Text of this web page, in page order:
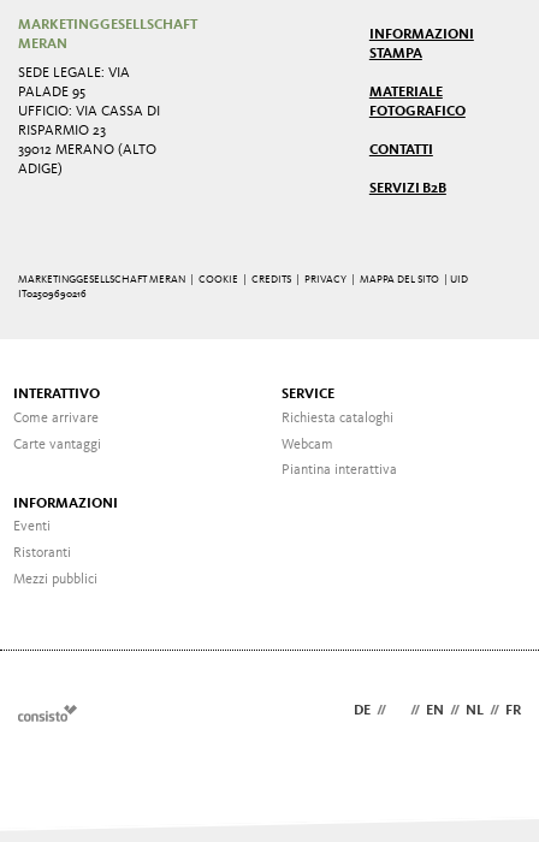
MARKETINGGESELLSCHAFT
MERAN
SEDE LEGALE: VIA
PALADE 95
UFFICIO: VIA CASSA DI
RISPARMIO 23
39012 MERANO (ALTO
ADIGE)
INFORMAZIONI
STAMPA
MATERIALE
FOTOGRAFICO
CONTATTI
SERVIZI B2B
MARKETINGGESELLSCHAFT MERAN | COOKIE |CREDITS PRIVACY |MAPPA DEL SITO
| UID
IT02509690216
INTERATTIVO
Come arrivare
Carte vantaggi
SERVICE
Richiesta cataloghi
Webcam
Piantina interattiva
INFORMAZIONI
Eventi
Ristoranti
Mezzi pubblici
DE // // EN // NL // FR